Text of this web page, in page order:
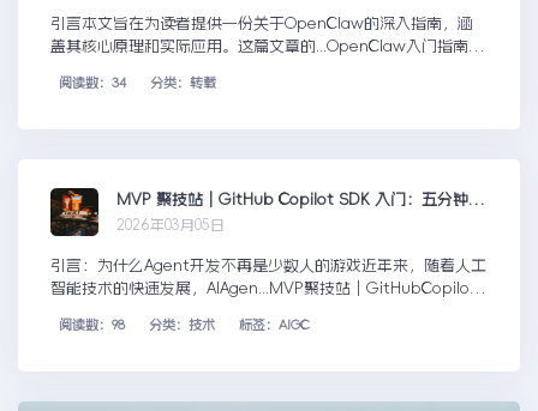
引言本文旨在为读者提供一份关于OpenClaw的深入指南，涵
盖其核心原理和实际应用。这篇文章的...OpenClaw入门指南：
阅读数：34 分类：转载
MVP 聚技站｜GitHub Copilot SDK 入门：五分钟构建你的第一个 AI Agent
2026年03月05日
引言：为什么Agent开发不再是少数人的游戏近年来，随着人工
智能技术的快速发展，AIAgen...MVP聚技站｜GitHubCopilotS
阅读数：98 分类：技术 标签：AIGC